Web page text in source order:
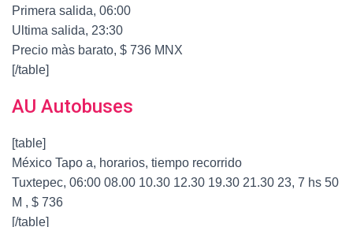
Primera salida, 06:00
Ultima salida, 23:30
Precio màs barato, $ 736 MNX
[/table]
AU Autobuses
[table]
México Tapo a, horarios, tiempo recorrido
Tuxtepec, 06:00 08.00 10.30 12.30 19.30 21.30 23, 7 hs 50
M , $ 736
[/table]